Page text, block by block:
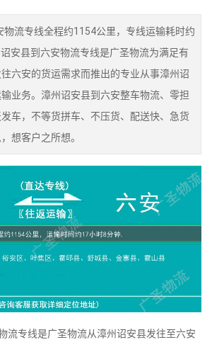
流专线全程约1154公里，专线运输耗时约
安县到六安物流专线是广圣物流为满足有
六安的货运需求而推出的专业从事漳州诏
业务。漳州诏安县到六安整车物流、零担
车，不等货拼车、不压货、配送快、急货
想客户之所想。
专线是广圣物流从漳州诏安县发往至六安